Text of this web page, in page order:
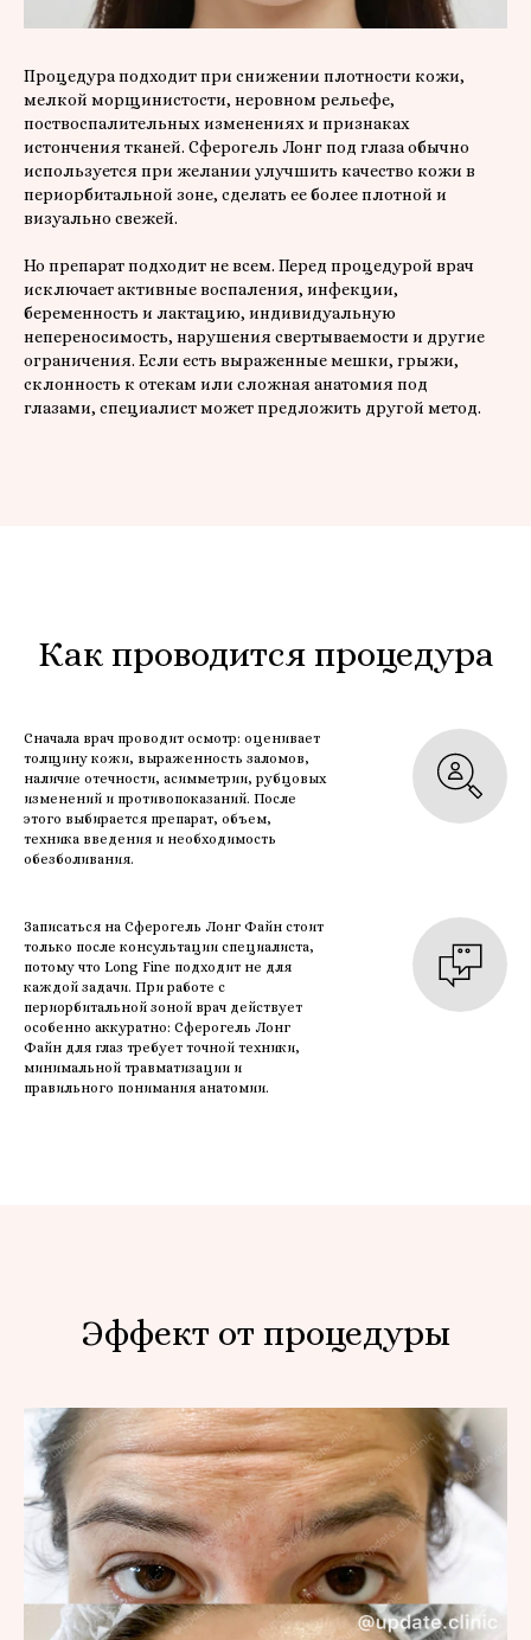
Процедура подходит при снижении плотности кожи,
мелкой морщинистости, неровном рельефе,
поствоспалительных изменениях и признаках
истончения тканей. Сферогель Лонг под глаза обычно
используется при желании улучшить качество кожи в
периорбитальной зоне, сделать ее более плотной и
визуально свежей.
Но препарат подходит не всем. Перед процедурой врач
исключает активные воспаления, инфекции,
беременность и лактацию, индивидуальную
непереносимость, нарушения свертываемости и другие
ограничения. Если есть выраженные мешки, грыжи,
склонность к отекам или сложная анатомия под
глазами, специалист может предложить другой метод.
Как проводится процедура
Сначала врач проводит осмотр: оценивает
толщину кожи, выраженность заломов,
наличие отечности, асимметрии, рубцовых
изменений и противопоказаний. После
этого выбирается препарат, объем,
техника введения и необходимость
обезболивания.
Записаться на Сферогель Лонг Файн стоит
только после консультации специалиста,
потому что Long Fine подходит не для
каждой задачи. При работе с
периорбитальной зоной врач действует
особенно аккуратно: Сферогель Лонг
Файн для глаз требует точной техники,
минимальной травматизации и
правильного понимания анатомии.
Эффект от процедуры